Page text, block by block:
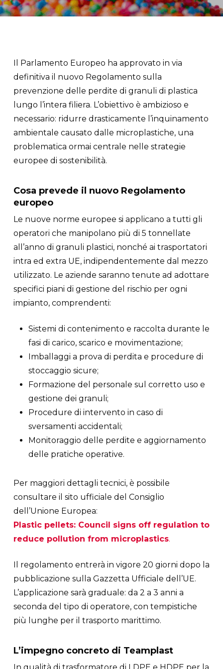
Il Parlamento Europeo ha approvato in via
definitiva il nuovo Regolamento sulla
prevenzione delle perdite di granuli di plastica
lungo l’intera filiera. L’obiettivo è ambizioso e
necessario: ridurre drasticamente l’inquinamento
ambientale causato dalle microplastiche, una
problematica ormai centrale nelle strategie
europee di sostenibilità.
Cosa prevede il nuovo Regolamento
europeo
Le nuove norme europee si applicano a tutti gli
operatori che manipolano più di 5 tonnellate
all’anno di granuli plastici, nonché ai trasportatori
intra ed extra UE, indipendentemente dal mezzo
utilizzato. Le aziende saranno tenute ad adottare
specifici piani di gestione del rischio per ogni
impianto, comprendenti:
Sistemi di contenimento e raccolta durante le
fasi di carico, scarico e movimentazione;
Imballaggi a prova di perdita e procedure di
stoccaggio sicure;
Formazione del personale sul corretto uso e
gestione dei granuli;
Procedure di intervento in caso di
sversamenti accidentali;
Monitoraggio delle perdite e aggiornamento
delle pratiche operative.
Per maggiori dettagli tecnici, è possibile
consultare il sito ufficiale del Consiglio
dell’Unione Europea:
Plastic pellets: Council signs off regulation to
reduce pollution from microplastics.
Il regolamento entrerà in vigore 20 giorni dopo la
pubblicazione sulla Gazzetta Ufficiale dell’UE.
L’applicazione sarà graduale: da 2 a 3 anni a
seconda del tipo di operatore, con tempistiche
più lunghe per il trasporto marittimo.
L’impegno concreto di Teamplast